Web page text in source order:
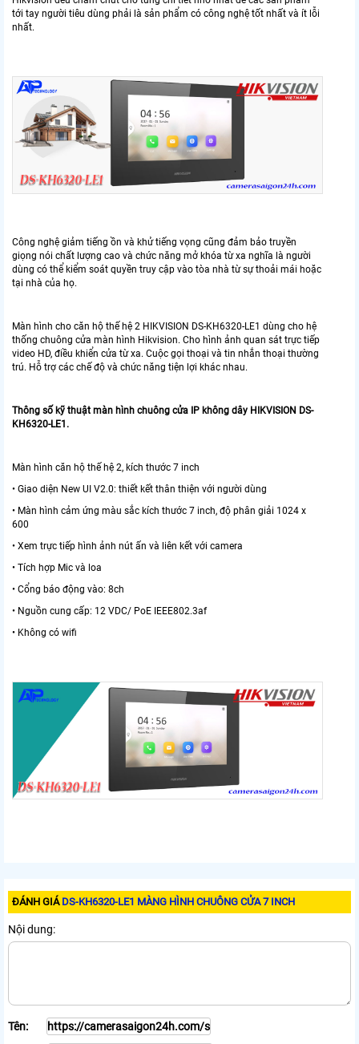
tới tay người tiêu dùng phải là sản phẩm có công nghệ tốt nhất và ít lỗi
nhất.
Công nghệ giảm tiếng ồn và khử tiếng vọng cũng đảm bảo truyền
giọng nói chất lượng cao và chức năng mở khóa từ xa nghĩa là người
dùng có thể kiểm soát quyền truy cập vào tòa nhà từ sự thoải mái hoặc
tại nhà của họ.
Màn hình cho căn hộ thế hệ 2 HIKVISION DS-KH6320-LE1 dùng cho hệ
thống chuông cửa màn hình Hikvision. Cho hình ảnh quan sát trực tiếp
video HD, điều khiển cửa từ xa. Cuộc gọi thoại và tin nhắn thoại thường
trú. Hỗ trợ các chế độ và chức năng tiện lợi khác nhau.
Thông số kỹ thuật màn hình chuông cửa IP không dây HIKVISION DS-
KH6320-LE1.
Màn hình căn hộ thế hệ 2, kích thước 7 inch
• Giao diện New UI V2.0: thiết kết thân thiện với người dùng
• Màn hình cảm ứng màu sắc kích thước 7 inch, độ phân giải 1024 x
600
• Xem trực tiếp hình ảnh nút ấn và liên kết với camera
• Tích hợp Mic và loa
• Cổng báo động vào: 8ch
• Nguồn cung cấp: 12 VDC/ PoE IEEE802.3af
• Không có wifi
ĐÁNH GIÁ DS-KH6320-LE1 MÀNG HÌNH CHUÔNG CỬA 7 INCH
Nội dung:
Tên: